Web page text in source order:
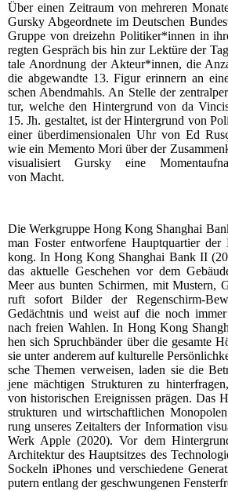
Über einen Zeit­raum von meh­re­ren
Gurs­ky Abge­ord­ne­te im Deut­schen
Grup­pe von drei­zehn Politiker*innen in
reg­ten Gespräch bis hin zur Lek­tü­re der
ta­le Anord­nung der Akteur*innen, die
die abge­wand­te 13. Figur erin­nern an
schen Abend­mahls. An Stel­le der
tur, wel­che den Hin­ter­grund von da
15. Jh. gestal­tet, ist der Hin­ter­grund von
einer über­di­men­sio­na­len Uhr von Ed
wie ein Memen­to Mori über der
visua­li­siert Gurs­ky eine
von Macht.
Die Werk­grup­pe Hong Kong Shang­hai
man Fos­ter ent­wor­fe­ne Haupt­quar­tier
kong. In Hong Kong Shang­hai Bank II
das aktu­el­le Gesche­hen vor dem
Meer aus bun­ten Schir­men, mit Mus­tern,
ruft sofort Bil­der der Regen­schirm-
Gedächt­nis und weist auf die noch
nach frei­en Wah­len. In Hong Kong
hen sich Spruch­bän­der über die gesam­te
sie unter ande­rem auf kul­tu­rel­le
sche The­men ver­wei­sen, laden sie die
jene mäch­ti­gen Struk­tu­ren zu
von his­to­ri­schen Ereig­nis­sen prä­gen. Das
struk­tu­ren und wirt­schaft­li­chen
rung unse­res Zeit­al­ters der Infor­ma­ti­on
Werk Apple (2020). Vor dem
Archi­tek­tur des Haupt­sit­zes des
Sockeln iPho­nes und ver­schie­de­ne
pu­tern ent­lang der geschwun­ge­nen